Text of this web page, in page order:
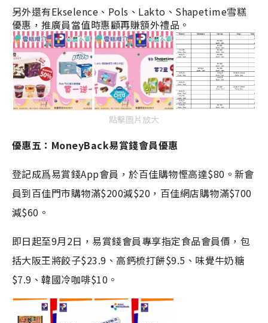
另外還有Ekselence 、 Pols 、 Lakto 、 Shapetime雪糕
優惠，推廣員當值時惠顧再賺額外禮品。
點擊圖片放大
優惠五：MoneyBack易賞錢會員優惠
登記成爲易賞錢App會員，於百佳購物慳高達$80。新會
員到百佳門市購物滿$200減$20，百佳網店購物滿$700
減$60。
即日起至9月2日，易賞錢會員專享指定食品會員價，包
括大阪王將餃子$23.9、高鈣梳打餅$9.5、味覺牛奶糖
$7.9、韓國冷咖啡$10。